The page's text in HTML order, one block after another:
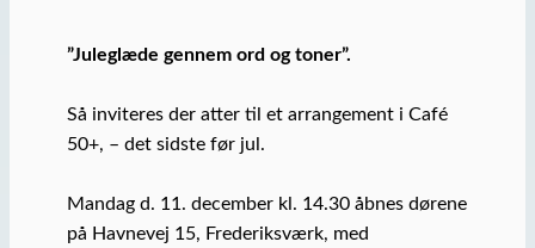
”Juleglæde gennem ord og toner”.
Så inviteres der atter til et arrangement i Café
50+, – det sidste før jul.
Mandag d. 11. december kl. 14.30 åbnes dørene
på Havnevej 15, Frederiksværk, med